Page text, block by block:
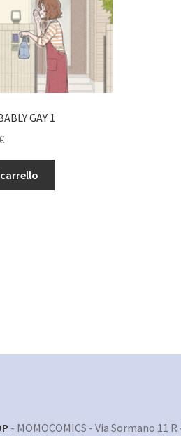
GAY 1
- MOMOCOMICS - Via Sormano 11